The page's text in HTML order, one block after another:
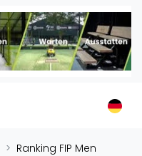
Ranking FIP Men